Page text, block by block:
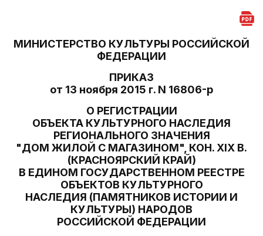
МИНИСТЕРСТВО КУЛЬТУРЫ РОССИЙСКОЙ
ФЕДЕРАЦИИ
ПРИКАЗ
от 13 ноября 2015 г. N 16806-р
О РЕГИСТРАЦИИ
ОБЪЕКТА КУЛЬТУРНОГО НАСЛЕДИЯ
РЕГИОНАЛЬНОГО ЗНАЧЕНИЯ
"ДОМ ЖИЛОЙ С МАГАЗИНОМ", КОН. XIX В.
(КРАСНОЯРСКИЙ КРАЙ)
В ЕДИНОМ ГОСУДАРСТВЕННОМ РЕЕСТРЕ
ОБЪЕКТОВ КУЛЬТУРНОГО
НАСЛЕДИЯ (ПАМЯТНИКОВ ИСТОРИИ И
КУЛЬТУРЫ) НАРОДОВ
РОССИЙСКОЙ ФЕДЕРАЦИИ